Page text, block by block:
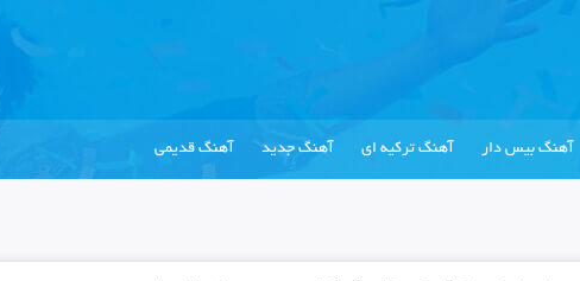
آهنگ بیس دار آهنگ ترکیه ای آهنگ جدید آهنگ قدیمی